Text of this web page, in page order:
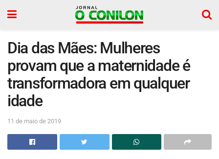
Dia das Mães: Mulheres
provam que a maternidade é
transformadora em qualquer
idade
11 de maio de 2019